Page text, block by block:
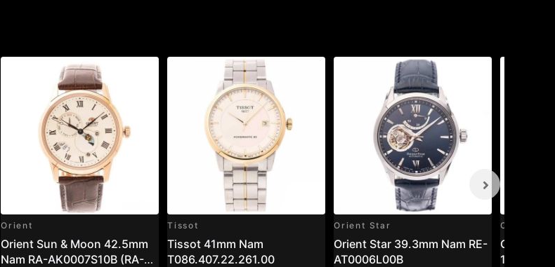
Orient
Orient Sun & Moon 42.5mm
Nam RA-AK0007S10B (RA-
Tissot
Tissot 41mm Nam
T086.407.22.261.00
Orient Star
Orient Star 39.3mm Nam RE-
AT0006L00B
Casio
Casio